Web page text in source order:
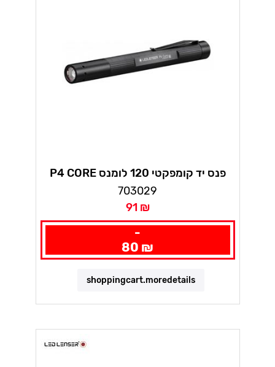
P4 CORE פנס יד קומפקטי 120 לומנס
לדלנסר
703029
91 ₪
-
80 ₪
shoppingcart.moredetails